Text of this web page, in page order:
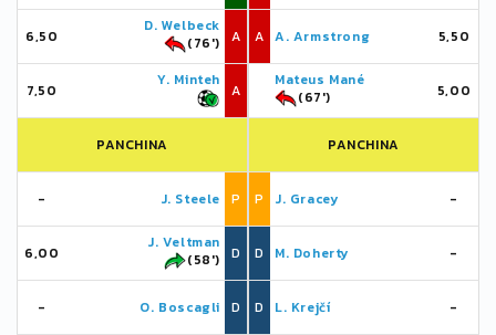
6,50
D. Welbeck
(76')
A
7,50
Y. Minteh
A
PANCHINA
- J. Steele P
6,00
J. Veltman
(58')
D
- O. Boscagli D
A A. Armstrong 5,50
Mateus Mané
(67')
5,00
PANCHINA
P J. Gracey -
D M. Doherty -
D L. Krejčí -